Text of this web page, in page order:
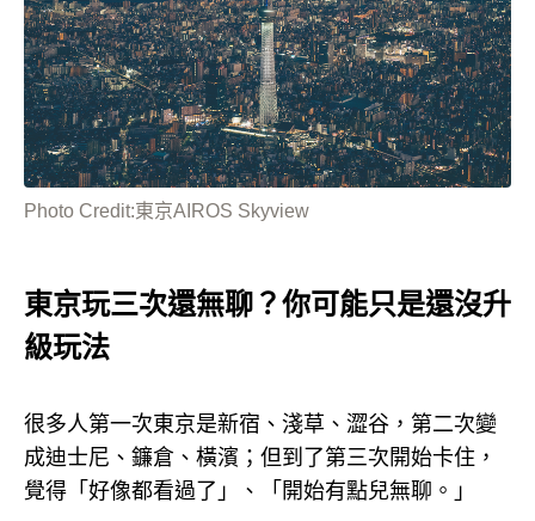
Photo Credit:東京AIROS Skyview
東京玩三次還無聊？你可能只是還沒升
級玩法
很多人第一次東京是新宿、淺草、澀谷，第二次變
成迪士尼、鐮倉、橫濱；但到了第三次開始卡住，
覺得「好像都看過了」、「開始有點兒無聊。」